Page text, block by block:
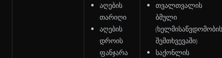
აღების
თარიღი
აღების
დროის
ფანჯარა
თვალთვალის
ბმული
შემთხვევაში)
საქონლის